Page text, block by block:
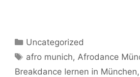
Kategorien
Uncategorized
Schlagwörter
afro munich, Afrodance
Breakdance lernen in München,